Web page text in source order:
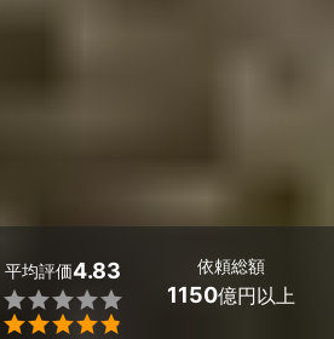
平均評価4.83


依頼総額
1150億円以上